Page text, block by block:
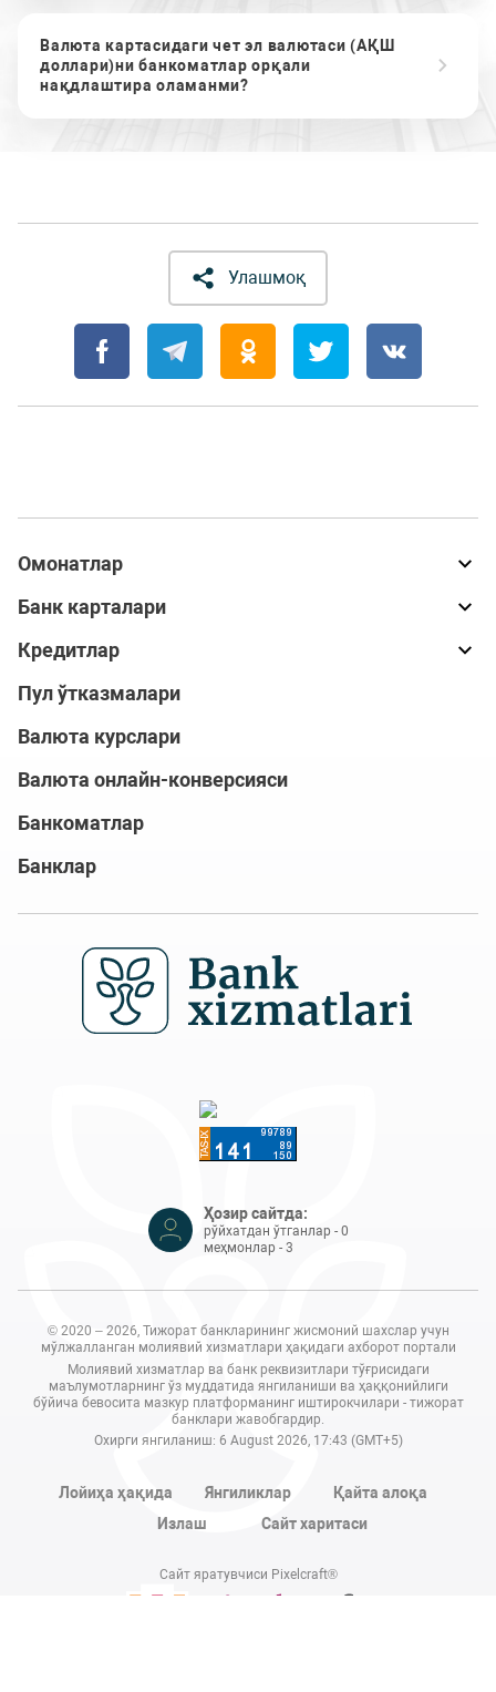
Валюта картасидаги чет эл валютаси (АҚШ
доллари)ни банкоматлар орқали
нақдлаштира оламанми?
Улашмоқ
Омонатлар
Банк карталари
Кредитлар
Пул ўтказмалари
Валюта курслари
Валюта онлайн-конверсияси
Банкоматлар
Банклар
Ҳозир сайтда:
рўйхатдан ўтганлар - 0
меҳмонлар - 3
© 2020 – 2026, Тижорат банкларининг жисмоний шахслар учун
мўлжалланган молиявий хизматлари ҳақидаги ахборот портали
Молиявий хизматлар ва банк реквизитлари тўғрисидаги
маълумотларнинг ўз муддатида янгиланиши ва ҳаққонийлиги
бўйича бевосита мазкур платформанинг иштирокчилари - тижорат
банклари жавобгардир.
Охирги янгиланиш: 6 August 2026, 17:43 (GMT+5)
Лойиҳа ҳақида Янгиликлар
Қайта алоқа
Излаш
Сайт харитаси
Сайт яратувчиси Pixelcraft®